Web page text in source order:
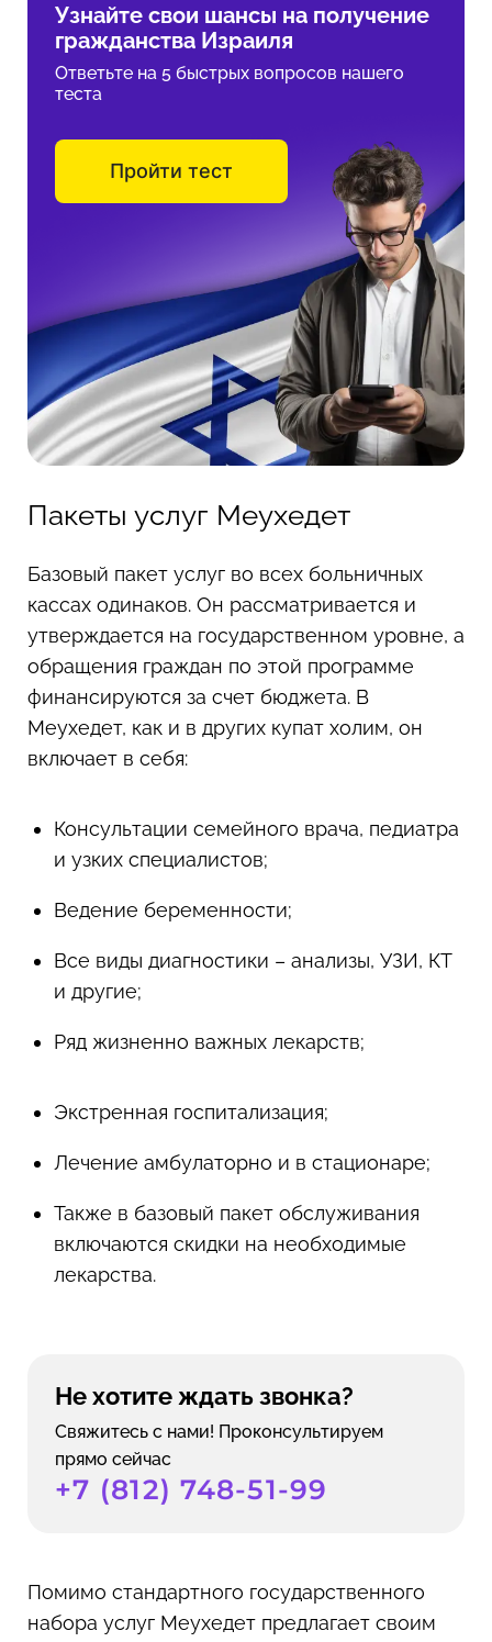
Узнайте свои шансы на получение
гражданства Израиля
Ответьте на 5 быстрых вопросов нашего
теста
Пройти тест
Пакеты услуг Меухедет
Базовый пакет услуг во всех больничных
кассах одинаков. Он рассматривается и
утверждается на государственном уровне, а
обращения граждан по этой программе
финансируются за счет бюджета. В
Меухедет, как и в других купат холим, он
включает в себя:
Консультации семейного врача, педиатра
и узких специалистов;
Ведение беременности;
Все виды диагностики – анализы, УЗИ, КТ
и другие;
Ряд жизненно важных лекарств;
Экстренная госпитализация;
Лечение амбулаторно и в стационаре;
Также в базовый пакет обслуживания
включаются скидки на необходимые
лекарства.
Не хотите ждать звонка?
Свяжитесь с нами! Проконсультируем
прямо сейчас
+7 (812) 748-51-99
Помимо стандартного государственного
набора услуг Меухедет предлагает своим